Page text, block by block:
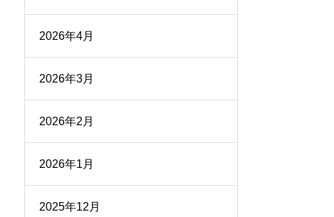
2026年4月
2026年3月
2026年2月
2026年1月
2025年12月